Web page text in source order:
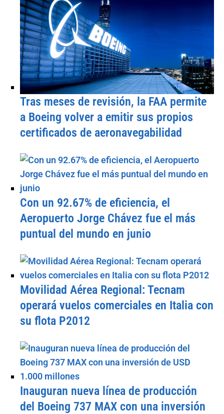
Tras meses de revisión, la FAA permite
a Boeing volver a emitir sus propios
certificados de aeronavegabilidad
Con un 92.67% de eficiencia, el
Aeropuerto Jorge Chávez fue el más
puntual del mundo en junio
Movilidad Aérea Regional: Tecnam
operará vuelos comerciales en Italia con
su flota P2012
Inauguran nueva línea de producción
del Boeing 737 MAX con una inversión